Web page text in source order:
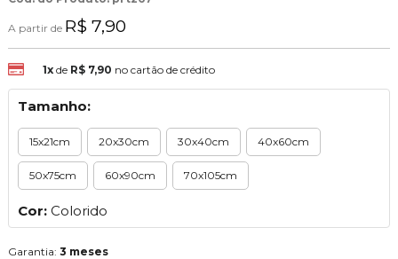
A partir de R$ 7,90
1xde R$ 7,90 no cartão de crédito
Tamanho:
15x21cm 20x30cm 30x40cm 40x60cm
50x75cm 60x90cm 70x105cm
Cor: Colorido
Garantia: 3 meses